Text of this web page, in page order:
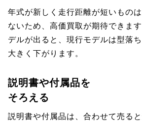
年式が新しく走行距離が短いもの
ないため、高価買取が期待できま
デルが出ると、現行モデルは型落
大きく下がります。
説明書や付属品を
そろえる
説明書や付属品は、合わせて売る